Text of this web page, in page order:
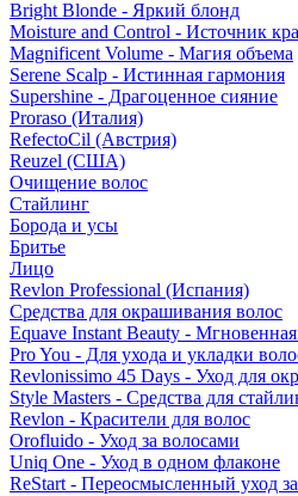
Bright Blonde - Яркий блонд
Moisture and Control - Источник
Magnificent Volume - Магия объема
Serene Scalp - Истинная гармония
Supershine - Драгоценное сияние
Proraso (Италия)
RefectoCil (Австрия)
Reuzel (США)
Очищение волос
Стайлинг
Борода и усы
Бритье
Лицо
Revlon Professional (Испания)
Средства для окрашивания волос
Equave Instant Beauty - Мгновенная
Pro You - Для ухода и укладки
Revlonissimo 45 Days - Уход для
Style Masters - Средства для
Revlon - Красители для волос
Orofluido - Уход за волосами
Uniq One - Уход в одном флаконе
ReStart - Переосмысленный уход